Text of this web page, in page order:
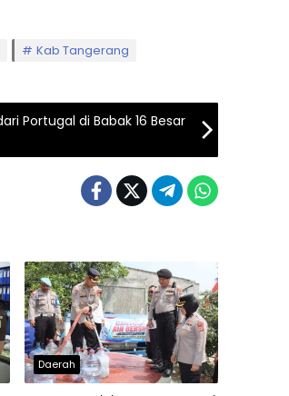
Kab Tangerang
Portugal di Babak 16 Besar
Daerah